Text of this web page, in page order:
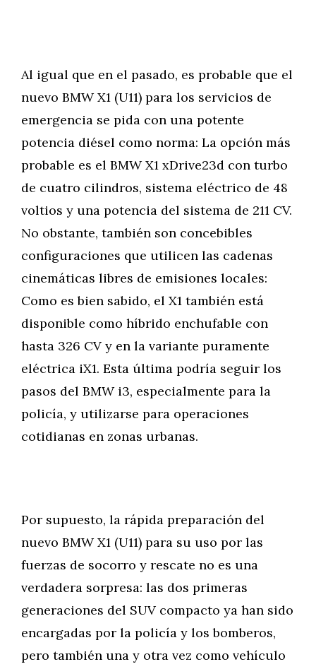
Al igual que en el pasado, es probable que el
nuevo BMW X1 (U11) para los servicios de
emergencia se pida con una potente
potencia diésel como norma: La opción más
probable es el BMW X1 xDrive23d con turbo
de cuatro cilindros, sistema eléctrico de 48
voltios y una potencia del sistema de 211 CV.
No obstante, también son concebibles
configuraciones que utilicen las cadenas
cinemáticas libres de emisiones locales:
Como es bien sabido, el X1 también está
disponible como híbrido enchufable con
hasta 326 CV y en la variante puramente
eléctrica iX1. Esta última podría seguir los
pasos del BMW i3, especialmente para la
policía, y utilizarse para operaciones
cotidianas en zonas urbanas.
Por supuesto, la rápida preparación del
nuevo BMW X1 (U11) para su uso por las
fuerzas de socorro y rescate no es una
verdadera sorpresa: las dos primeras
generaciones del SUV compacto ya han sido
encargadas por la policía y los bomberos,
pero también una y otra vez como vehículo